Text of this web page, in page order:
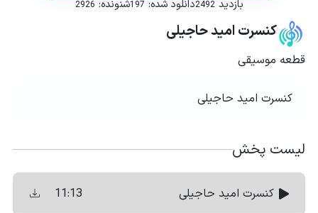
بازدید 2492دانلود شده: 197شنونده: 2926
کنسرت امید حاجیلی
قطعه موسیقی
کنسرت امید حاجیلی
لیست پخش
کنسرت امید حاجیلی 11:13